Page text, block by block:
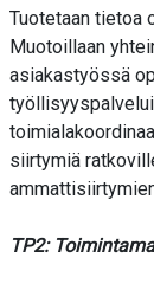
Tuotetaan tietoa
Muotoillaan
asiakastyössä
siirtymiä
TP2: